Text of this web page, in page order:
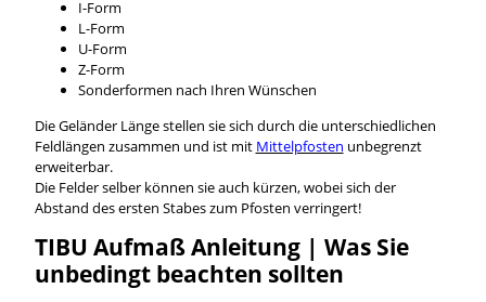
I-Form
L-Form
U-Form
Z-Form
Sonderformen nach Ihren Wünschen
Die Geländer Länge stellen sie sich durch die unterschiedlichen
Feldlängen zusammen und ist mit Mittelpfosten unbegrenzt
erweiterbar.
Die Felder selber können sie auch kürzen, wobei sich der
Abstand des ersten Stabes zum Pfosten verringert!
TIBU Aufmaß Anleitung | Was Sie
unbedingt beachten sollten